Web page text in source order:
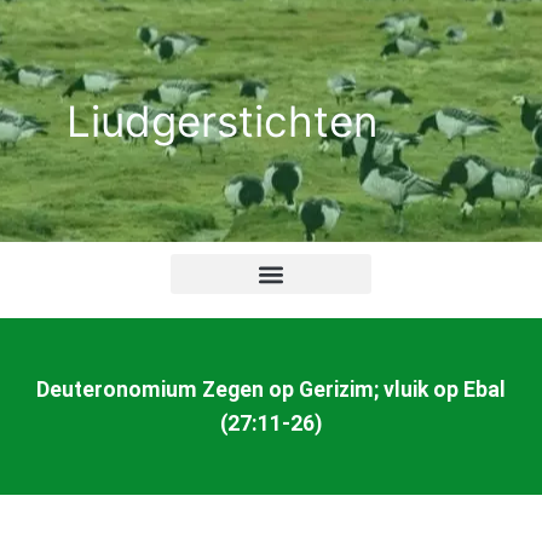
Ga
naar
de
inhoudLiudgerstichten
Deuteronomium Zegen op Gerizim; vluik op Ebal
(27:11-26)